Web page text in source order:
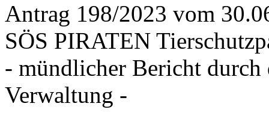
Antrag 198/2023 vom
SÖS PIRATEN
- mündlicher Bericht
Verwaltung -